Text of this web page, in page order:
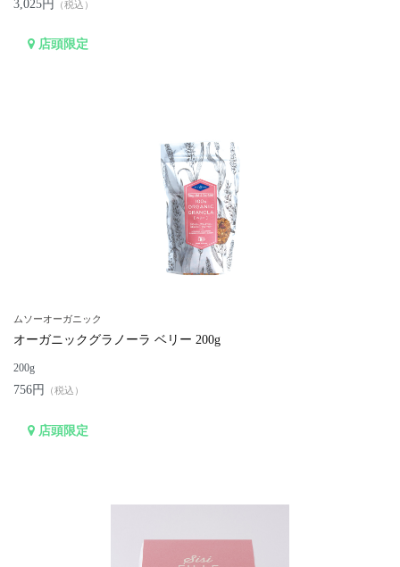
3,025円 （税込）
店頭限定
ムソーオーガニック
オーガニックグラノーラ ベリー 200g
200g
756円 （税込）
店頭限定